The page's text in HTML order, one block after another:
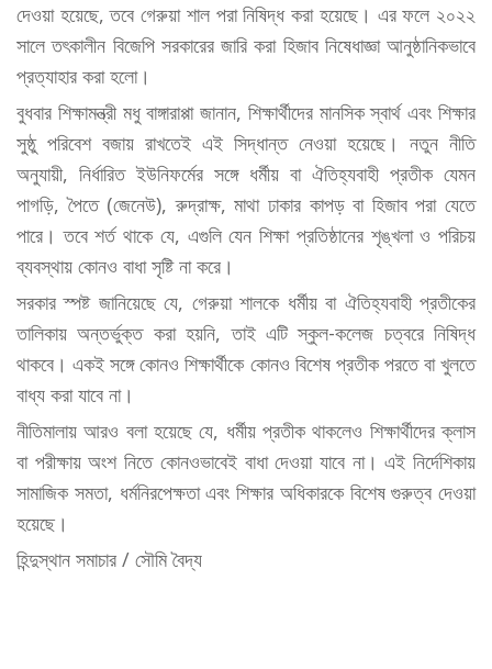
দেওয়া হয়েছে, তবে গেরুয়া শাল পরা নিষিদ্ধ করা হয়েছে। এর ফলে ২০২২
সালে তৎকালীন বিজেপি সরকারের জারি করা হিজাব নিষেধাজ্ঞা আনুষ্ঠানিকভাবে
প্রত্যাহার করা হলো।
​বুধবার শিক্ষামন্ত্রী মধু বাঙ্গারাপ্পা জানান, শিক্ষার্থীদের মানসিক স্বার্থ এবং শিক্ষার
সুষ্ঠু পরিবেশ বজায় রাখতেই এই সিদ্ধান্ত নেওয়া হয়েছে। নতুন নীতি
অনুযায়ী, নির্ধারিত ইউনিফর্মের সঙ্গে ধর্মীয় বা ঐতিহ্যবাহী প্রতীক যেমন
পাগড়ি, পৈতে (জেনেউ), রুদ্রাক্ষ, মাথা ঢাকার কাপড় বা হিজাব পরা যেতে
পারে। তবে শর্ত থাকে যে, এগুলি যেন শিক্ষা প্রতিষ্ঠানের শৃঙ্খলা ও পরিচয়
ব্যবস্থায় কোনও বাধা সৃষ্টি না করে।
​সরকার স্পষ্ট জানিয়েছে যে, গেরুয়া শালকে ধর্মীয় বা ঐতিহ্যবাহী প্রতীকের
তালিকায় অন্তর্ভুক্ত করা হয়নি, তাই এটি স্কুল-কলেজ চত্বরে নিষিদ্ধ
থাকবে। একই সঙ্গে কোনও শিক্ষার্থীকে কোনও বিশেষ প্রতীক পরতে বা খুলতে
বাধ্য করা যাবে না।
​নীতিমালায় আরও বলা হয়েছে যে, ধর্মীয় প্রতীক থাকলেও শিক্ষার্থীদের ক্লাস
বা পরীক্ষায় অংশ নিতে কোনওভাবেই বাধা দেওয়া যাবে না। এই নির্দেশিকায়
সামাজিক সমতা, ধর্মনিরপেক্ষতা এবং শিক্ষার অধিকারকে বিশেষ গুরুত্ব দেওয়া
হয়েছে।
হিন্দুস্থান সমাচার / সৌমি বৈদ্য